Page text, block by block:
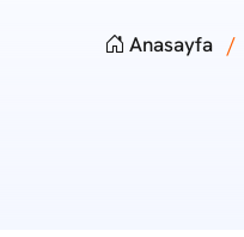
Anasayfa